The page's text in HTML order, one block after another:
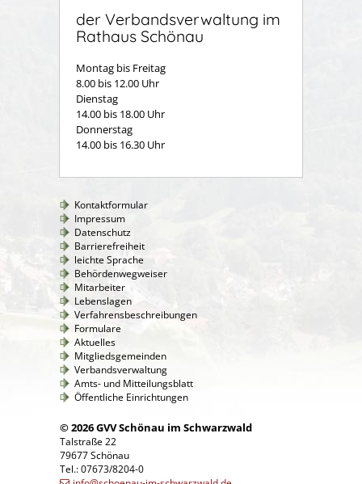
der Verbandsverwaltung im
Rathaus Schönau
Montag bis Freitag
8.00 bis 12.00 Uhr
Dienstag
14.00 bis 18.00 Uhr
Donnerstag
14.00 bis 16.30 Uhr
Kontaktformular
Impressum
Datenschutz
Barrierefreiheit
leichte Sprache
Behördenwegweiser
Mitarbeiter
Lebenslagen
Verfahrensbeschreibungen
Formulare
Aktuelles
Mitgliedsgemeinden
Verbandsverwaltung
Amts- und Mitteilungsblatt
Öffentliche Einrichtungen
© 2026 GVV Schönau im Schwarzwald
Talstraße 22
79677 Schönau
Tel.: 07673/8204-0